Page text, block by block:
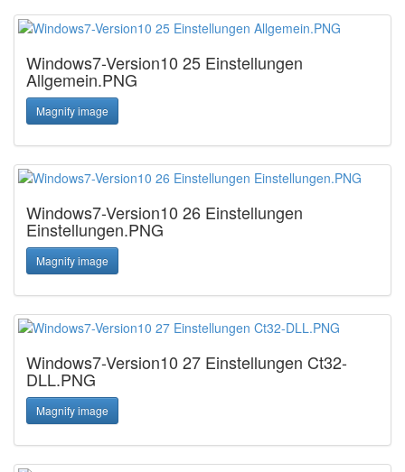
Windows7-Version10 25 Einstellungen
Allgemein.PNG
Magnify image
Windows7-Version10 26 Einstellungen
Einstellungen.PNG
Magnify image
Windows7-Version10 27 Einstellungen Ct32-
DLL.PNG
Magnify image